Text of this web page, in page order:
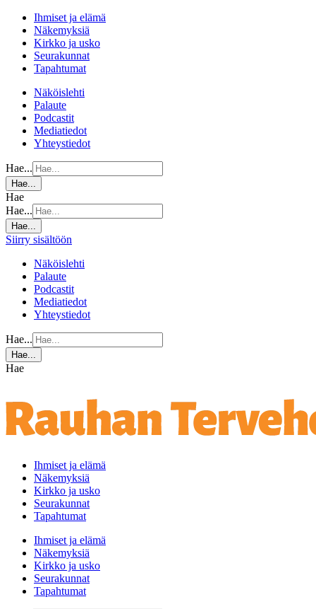
Ihmiset ja elämä
Näkemyksiä
Kirkko ja usko
Seurakunnat
Tapahtumat
Näköislehti
Palaute
Podcastit
Mediatiedot
Yhteystiedot
Hae...
Hae...
Hae
Hae...
Hae...
Siirry sisältöön
Näköislehti
Palaute
Podcastit
Mediatiedot
Yhteystiedot
Hae...
Hae...
Hae
Ihmiset ja elämä
Näkemyksiä
Kirkko ja usko
Seurakunnat
Tapahtumat
Ihmiset ja elämä
Näkemyksiä
Kirkko ja usko
Seurakunnat
Tapahtumat